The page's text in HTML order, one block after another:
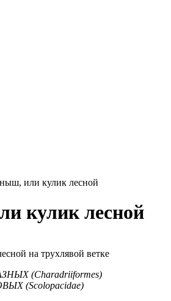
или кулик лесной
кулик лесной
(Charadriiformes)
(Scolopacidae)